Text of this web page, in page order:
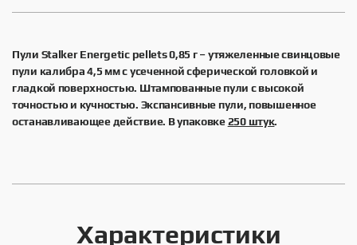
Пули Stalker Energetic pellets 0,85 г– утяжеленные свинцовые
пули калибра 4,5 мм с усеченной сферической головкой и
гладкой поверхностью. Штампованные пули с высокой
точностью и кучностью. Экспансивные пули, повышенное
останавливающее действие. В упаковке250 штук.
Характеристики